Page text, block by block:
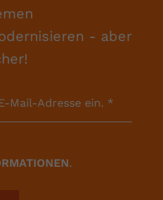
- aber
Mail-Adresse ein. *
.